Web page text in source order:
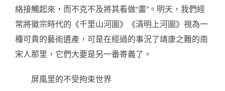
絡接觸起來，而不克不及將其看做“畫”。明天，我們經
常將徽宗時代的《千里山河圖》《清明上河圖》視為一
種可貴的藝術遺產，可是在經過的事況了靖康之難的南
宋人那里，它們大要是另一番寄義了。
屏風里的不受拘束世界